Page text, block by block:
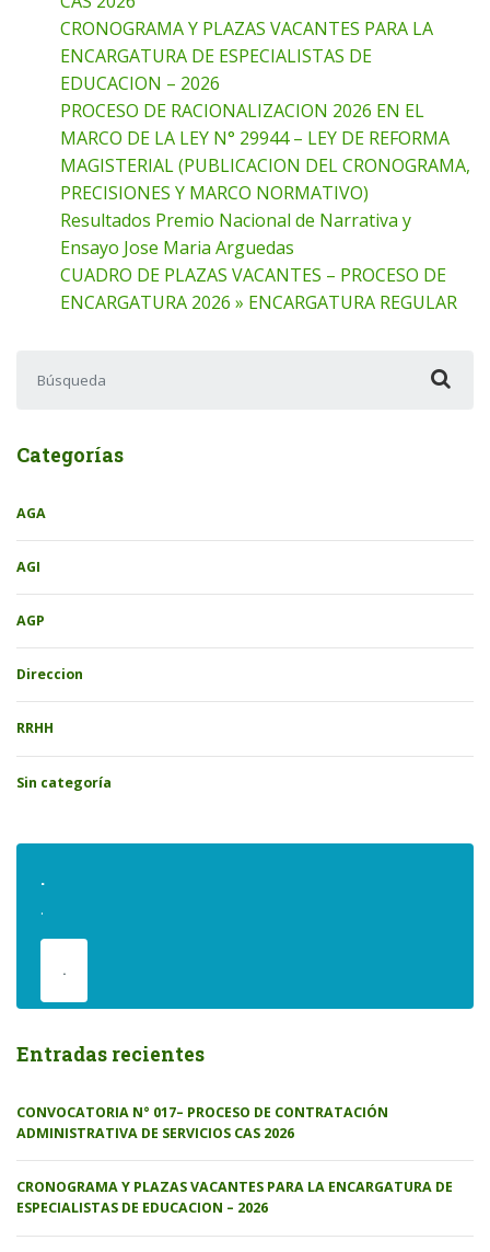
CRONOGRAMA Y PLAZAS VACANTES PARA LA
ENCARGATURA DE ESPECIALISTAS DE
EDUCACION – 2026
PROCESO DE RACIONALIZACION 2026 EN EL
MARCO DE LA LEY N° 29944 – LEY DE REFORMA
MAGISTERIAL (PUBLICACION DEL CRONOGRAMA,
PRECISIONES Y MARCO NORMATIVO)
Resultados Premio Nacional de Narrativa y
Ensayo Jose Maria Arguedas
CUADRO DE PLAZAS VACANTES – PROCESO DE
ENCARGATURA 2026 » ENCARGATURA REGULAR
Categorías
AGA
AGI
AGP
Direccion
RRHH
Sin categoría
.
.
.
Entradas recientes
CONVOCATORIA N° 017– PROCESO DE CONTRATACIÓN
ADMINISTRATIVA DE SERVICIOS CAS 2026
CRONOGRAMA Y PLAZAS VACANTES PARA LA ENCARGATURA DE
ESPECIALISTAS DE EDUCACION – 2026